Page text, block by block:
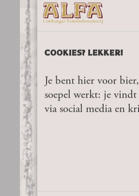
COOKIES? LEKKER!
Je bent hier voor
soepel werkt: je
via social media en
Voor
meteen
Voor je